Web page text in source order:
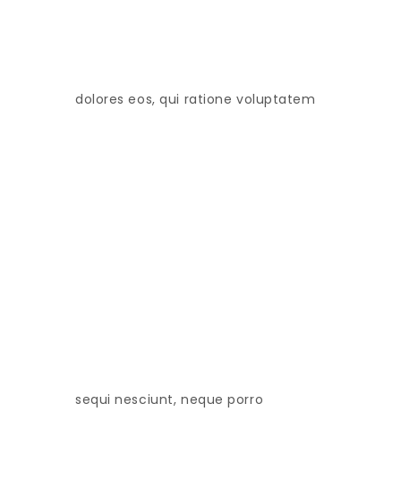
dolores eos, qui ratione voluptatem
sequi nesciunt, neque porro